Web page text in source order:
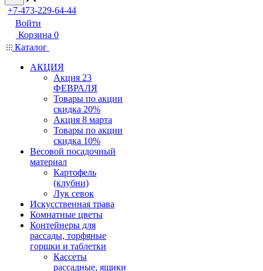
+7-473-229-64-44
Войти
Корзина 0
Каталог
АКЦИЯ
Акция 23
ФЕВРАЛЯ
Товары по акции
скидка 20%
Акция 8 марта
Товары по акции
скидка 10%
Весовой посадочный
материал
Картофель
(клубни)
Лук севок
Искусственная трава
Комнатные цветы
Контейнеры для
рассады, торфяные
горшки и таблетки
Кассеты
рассадные, ящики